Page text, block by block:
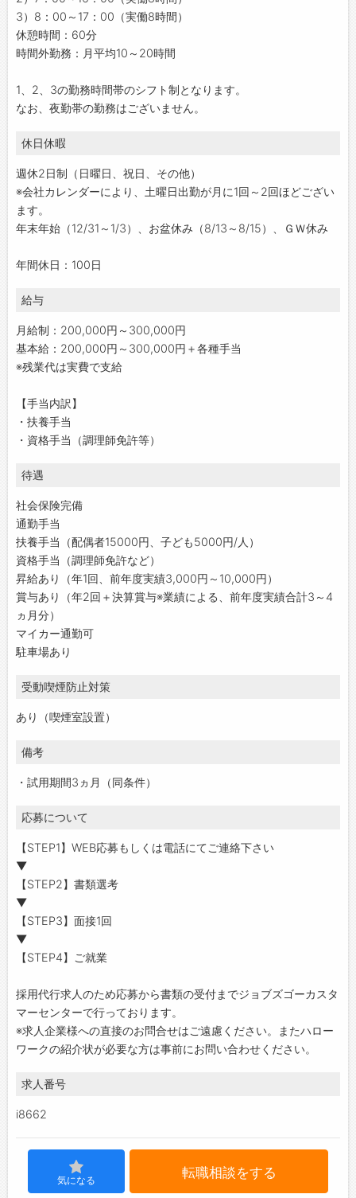
3）8：00～17：00（実働8時間）
休憩時間：60分
時間外勤務：月平均10～20時間
1、2、3の勤務時間帯のシフト制となります。
なお、夜勤帯の勤務はございません。
休日休暇
週休2日制（日曜日、祝日、その他）
※会社カレンダーにより、土曜日出勤が月に1回～2回ほどござい
ます。
年末年始（12/31～1/3）、お盆休み（8/13～8/15）、ＧＷ休み
年間休日：100日
給与
月給制：200,000円～300,000円
基本給：200,000円～300,000円＋各種手当
※残業代は実費で支給
【手当内訳】
・扶養手当
・資格手当（調理師免許等）
待遇
社会保険完備
通勤手当
扶養手当（配偶者15000円、子ども5000円/人）
資格手当（調理師免許など）
昇給あり（年1回、前年度実績3,000円～10,000円）
賞与あり（年2回＋決算賞与※業績による、前年度実績合計3～4
ヵ月分）
マイカー通勤可
駐車場あり
受動喫煙防止対策
あり（喫煙室設置）
備考
・試用期間3ヵ月（同条件）
応募について
【STEP1】WEB応募もしくは電話にてご連絡下さい
▼
【STEP2】書類選考
▼
【STEP3】面接1回
▼
【STEP4】ご就業
採用代行求人のため応募から書類の受付までジョブズゴーカスタ
マーセンターで行っております。
※求人企業様への直接のお問合せはご遠慮ください。またハロー
ワークの紹介状が必要な方は事前にお問い合わせください。
求人番号
i8662
気になる 転職相談をする